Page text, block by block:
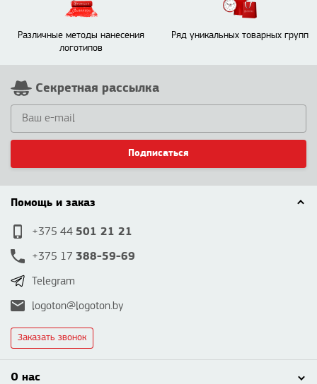
Различные методы нанесения
логотипов
Ряд уникальных товарных групп
Секретная рассылка
Подписаться
Помощь и заказ
+375 44 501 21 21
+375 17 388-59-69
Telegram
logoton@logoton.by
Заказать звонок
О нас